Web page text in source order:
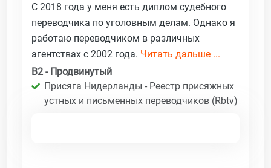
С 2018 года у меня есть диплом судебного
переводчика по уголовным делам. Однако я
работаю переводчиком в различных
агентствах с 2002 года. Читать дальше ...
B2 - Продвинутый
Присяга Нидерланды - Реестр присяжных
устных и письменных переводчиков (Rbtv)